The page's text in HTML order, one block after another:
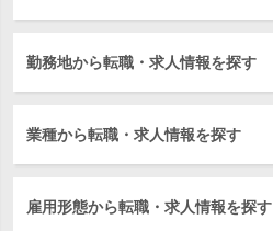
勤務地から転職・求人情報を探す
業種から転職・求人情報を探す
雇用形態から転職・求人情報を探す